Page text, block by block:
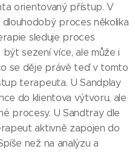
orientovaný přístup. V
proces několika
sleduje proces
sezení více, ale může i
se děje právě teď v tomto
terapeuta. U Sandplay
do klientova výtvoru, ale
procesy. U Sandtray dle
aktivně zapojen do
než na analýzu a